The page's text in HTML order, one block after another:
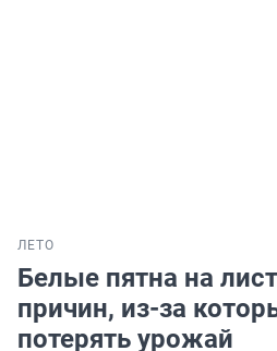
ЛЕТО
Белые пятна на
причин, из-за
потерять урожай